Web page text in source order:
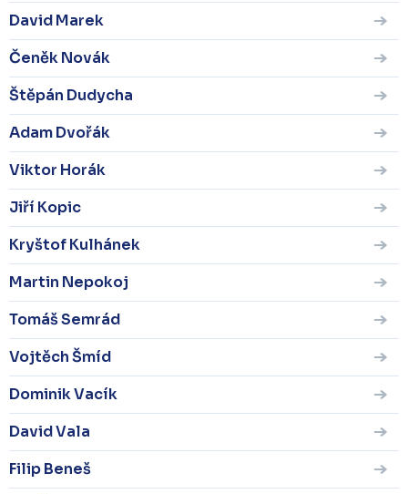
David Marek
Čeněk Novák
Štěpán Dudycha
Adam Dvořák
Viktor Horák
Jiří Kopic
Kryštof Kulhánek
Martin Nepokoj
Tomáš Semrád
Vojtěch Šmíd
Dominik Vacík
David Vala
Filip Beneš